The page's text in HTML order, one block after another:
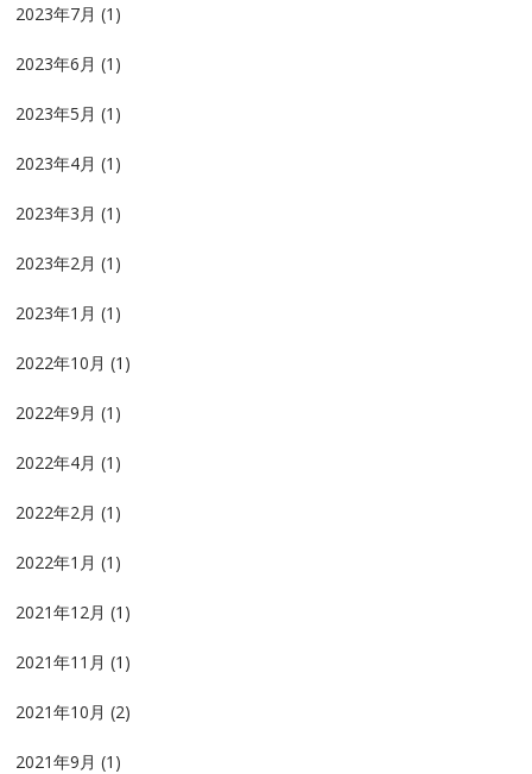
2023年7月 (1)
2023年6月 (1)
2023年5月 (1)
2023年4月 (1)
2023年3月 (1)
2023年2月 (1)
2023年1月 (1)
2022年10月 (1)
2022年9月 (1)
2022年4月 (1)
2022年2月 (1)
2022年1月 (1)
2021年12月 (1)
2021年11月 (1)
2021年10月 (2)
2021年9月 (1)